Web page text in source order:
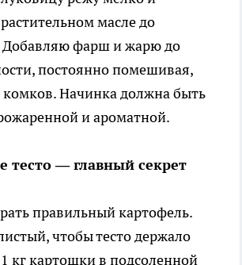
масле до
Добавляю фарш и жарю до
постоянно помешивая,
Начинка должна быть
и ароматной.
тесто — главный секрет
правильный картофель.
чтобы тесто держало
кг картошки в подсоленной